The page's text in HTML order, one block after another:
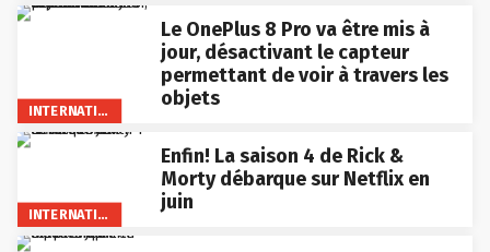
Le OnePlus 8 Pro va être mis à
jour, désactivant le capteur
permettant de voir à travers les
objets
Enfin! La saison 4 de Rick &
Morty débarque sur Netflix en
juin